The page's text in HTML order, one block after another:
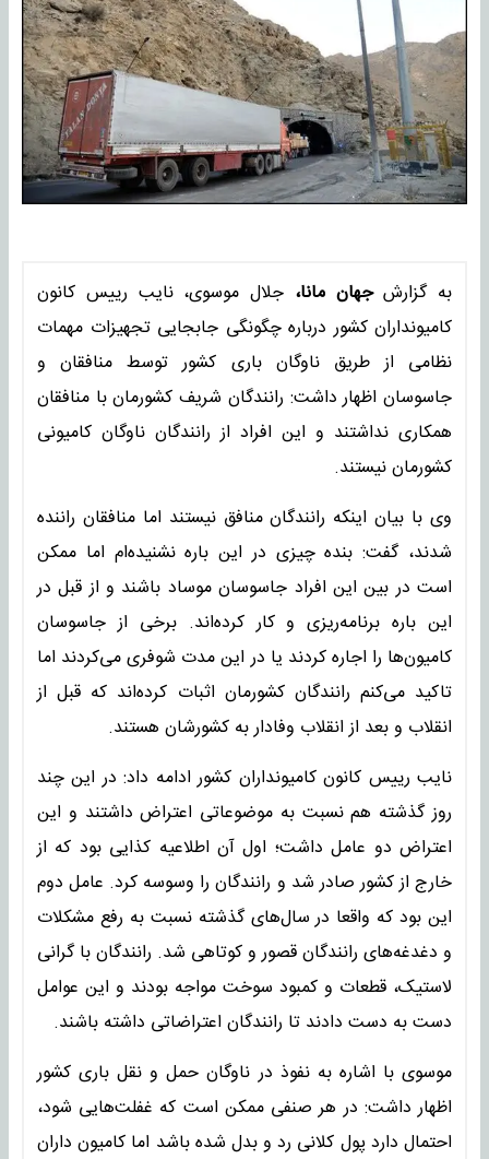
به گزارشجهان مانا، جلال موسوی، نایب رییس کانون
کامیونداران کشور درباره چگونگی جابجایی تجهیزات مهمات
نظامی از طریق ناوگان باری کشور توسط منافقان و
جاسوسان اظهار داشت: رانندگان شریف کشورمان با منافقان
همکاری نداشتند و این افراد از رانندگان ناوگان کامیونی
کشورمان نیستند.
وی با بیان اینکه رانندگان منافق نیستند اما منافقان راننده
شدند، گفت: بنده چیزی در این باره نشنیده‌ام اما ممکن
است در بین این افراد جاسوسان موساد باشند و از قبل در
این باره برنامه‌ریزی و کار کرده‌اند. برخی از جاسوسان
کامیون‌ها را اجاره کردند یا در این مدت شوفری می‌کردند اما
تاکید می‌کنم رانندگان کشورمان اثبات کرده‌اند که قبل از
انقلاب و بعد از انقلاب وفادار به کشورشان هستند.
نایب رییس کانون کامیونداران کشور ادامه داد: در این چند
روز گذشته هم نسبت به موضوعاتی اعتراض داشتند و این
اعتراض دو عامل داشت؛ اول آن اطلاعیه کذایی بود که از
خارج از کشور صادر شد و رانندگان را وسوسه کرد. عامل دوم
این بود که واقعا در سال‌های گذشته نسبت به رفع مشکلات
و دغدغه‌های رانندگان قصور و کوتاهی شد. رانندگان با گرانی
لاستیک، قطعات و کمبود سوخت مواجه بودند و این عوامل
دست به دست دادند تا رانندگان اعتراضاتی داشته باشند.
موسوی با اشاره به نفوذ در ناوگان حمل و نقل باری کشور
اظهار داشت: در هر صنفی ممکن است که غفلت‌هایی شود،
احتمال دارد پول کلانی رد و بدل شده باشد اما کامیون داران